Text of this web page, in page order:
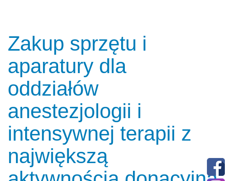
Zakup sprzętu i
aparatury dla
oddziałów
anestezjologii i
intensywnej terapii z
największą